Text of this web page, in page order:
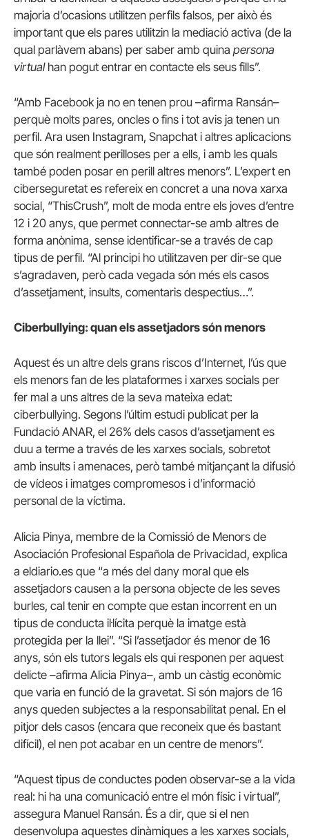
majoria d’ocasions utilitzen perfils falsos, per això és
important que els pares utilitzin la mediació activa (de la
qual parlàvem abans) per saber amb quina persona
virtualhan pogut entrar en contacte els seus fills”.
“Amb Facebook ja no en tenen prou –afirma Ransán–
perquè molts pares, oncles o fins i tot avis ja tenen un
perfil. Ara usen Instagram, Snapchat i altres aplicacions
que són realment perilloses per a ells, i amb les quals
també poden posar en perill altres menors”. L’expert en
ciberseguretat es refereix en concret a una nova xarxa
social, “ThisCrush”, molt de moda entre els joves d’entre
12 i 20 anys, que permet connectar-se amb altres de
forma anònima, sense identificar-se a través de cap
tipus de perfil. “Al principi ho utilitzaven per dir-se que
s’agradaven, però cada vegada són més els casos
d’assetjament, insults, comentaris despectius…”.
Ciberbullying: quan els assetjadors són menors
Aquest és un altre dels grans riscos d’Internet, l’ús que
els menors fan de les plataformes i xarxes socials per
fer mal a uns altres de la seva mateixa edat:
ciberbullying. Segons l’últim estudi publicat per la
Fundació ANAR, el 26% dels casos d’assetjament es
duu a terme a través de les xarxes socials, sobretot
amb insults i amenaces, però també mitjançant la difusió
de vídeos i imatges compromesos i d’informació
personal de la víctima.
Alicia Pinya, membre de la Comissió de Menors de
Asociación Profesional Española de Privacidad, explica
a eldiario.es que “a més del dany moral que els
assetjadors causen a la persona objecte de les seves
burles, cal tenir en compte que estan incorrent en un
tipus de conducta il·lícita perquè la imatge està
protegida per la llei”. “Si l’assetjador és menor de 16
anys, són els tutors legals els qui responen per aquest
delicte –afirma Alicia Pinya–, amb un càstig econòmic
que varia en funció de la gravetat. Si són majors de 16
anys queden subjectes a la responsabilitat penal. En el
pitjor dels casos (encara que reconeix que és bastant
difícil), el nen pot acabar en un centre de menors”.
“Aquest tipus de conductes poden observar-se a la vida
real: hi ha una comunicació entre el món físic i virtual”,
assegura Manuel Ransán. És a dir, que si el nen
desenvolupa aquestes dinàmiques a les xarxes socials,